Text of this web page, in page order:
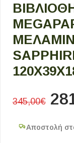
345,00€
Αποστολή